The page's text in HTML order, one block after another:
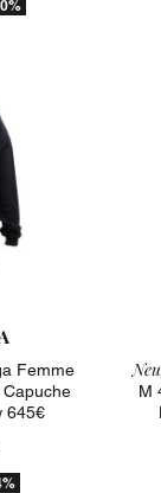
Femme
645€
M